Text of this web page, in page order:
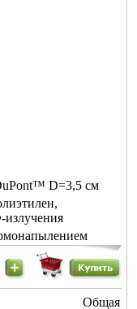
D=3,5 см
Общая